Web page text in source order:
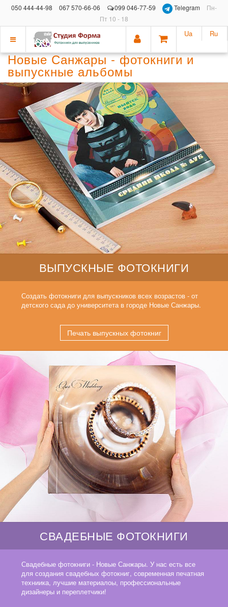
050 444-44-98 067 570-66-06 099 046-77-59 Telegram
Пн-
Пт 10 - 18
Показать
меню
Ua Ru
Новые Санжары - фотокниги и
выпускные альбомы
ВЫПУСКНЫЕ ФОТОКНИГИ
Создать фотокниги для выпускников всех возрастов - от
детского сада до университета в городе Новые Санжары.
Печать выпускных фотокниг
СВАДЕБНЫЕ ФОТОКНИГИ
Свадебные фотокниги - Новые Санжары. У нас есть все
для создания свадебных фотокниг, современная печатная
техниика, лучшие материалоы, профессиональные
дизайнеры и переплетчики!